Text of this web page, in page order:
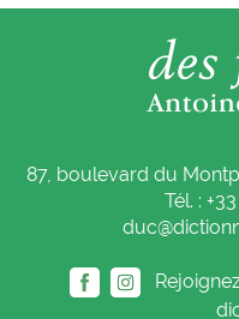
87, boulevard du
Tél. :